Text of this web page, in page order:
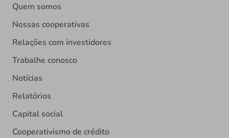
Quem somos
Nossas cooperativas
Relações com investidores
Trabalhe conosco
Notícias
Relatórios
Capital social
Cooperativismo de crédito